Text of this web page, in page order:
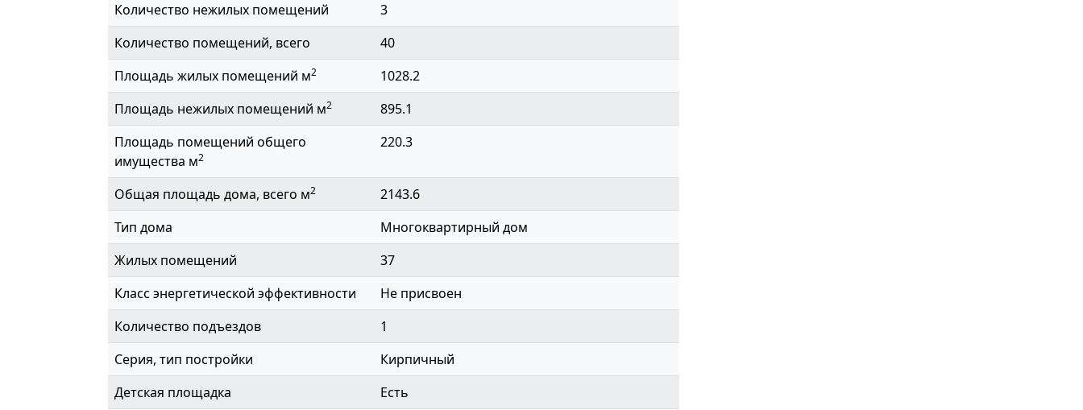
Количество нежилых помещений
3
Количество помещений, всего
40
Площадь жилых помещений м2
1028.2
Площадь нежилых помещений м2
895.1
Площадь помещений общего
имущества м2
220.3
Общая площадь дома, всего м2
2143.6
Тип дома
Многоквартирный дом
Жилых помещений
37
Класс энергетической эффективности
Не присвоен
Количество подъездов
1
Серия, тип постройки
Кирпичный
Детская площадка
Есть